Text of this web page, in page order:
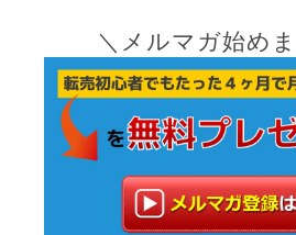
＼メルマガ始め